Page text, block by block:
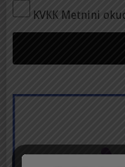
KVKK Metnini